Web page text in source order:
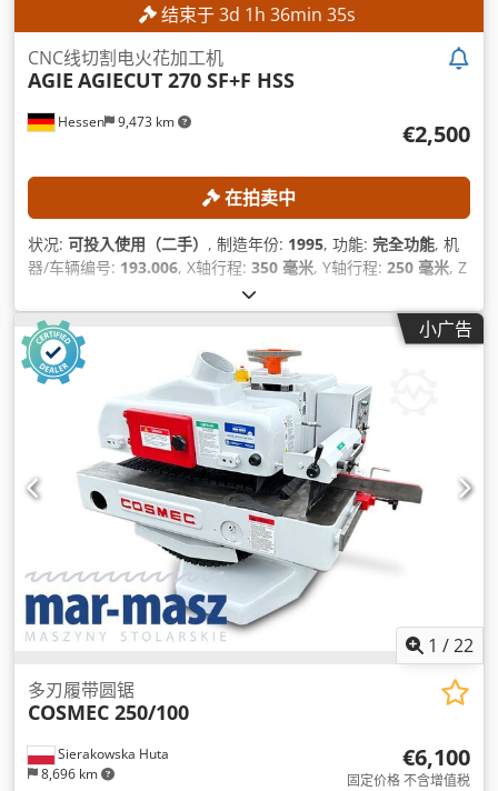
结束于3d 1h 36min 33s
Hessen 9,473 km
CNC线切割电火花加工机
AGIE AGIECUT 270 SF+F HSS
€2,500
在拍卖中
状况: 可投入使用（二手） , 制造年份: 1995, 功能: 完全功能, 机
器/车辆编号: 193.006, X轴行程: 350 毫米, Y轴行程: 250 毫米, Z
, 线径（最大）:
AGIEVISION / AGIE HSS-Steuerung,
小广告
1 /22
Sierakowska Huta
8,696 km
多刃履带圆锯
COSMEC 250/100
€6,100
固定价格 不含增值税